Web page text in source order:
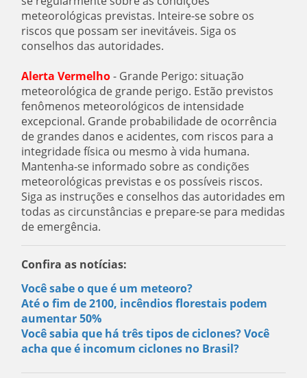
meteorológicas previstas. Inteire-se sobre os
riscos que possam ser inevitáveis. Siga os
conselhos das autoridades.
Alerta Vermelho- Grande Perigo: situação
meteorológica de grande perigo. Estão previstos
fenômenos meteorológicos de intensidade
excepcional. Grande probabilidade de ocorrência
de grandes danos e acidentes, com riscos para a
integridade física ou mesmo à vida humana.
Mantenha-se informado sobre as condições
meteorológicas previstas e os possíveis riscos.
Siga as instruções e conselhos das autoridades em
todas as circunstâncias e prepare-se para medidas
de emergência.
Confira as notícias:
Você sabe o que é um meteoro?
Até o fim de 2100, incêndios florestais podem
aumentar 50%
Você sabia que há três tipos de ciclones? Você
acha que é incomum ciclones no Brasil?